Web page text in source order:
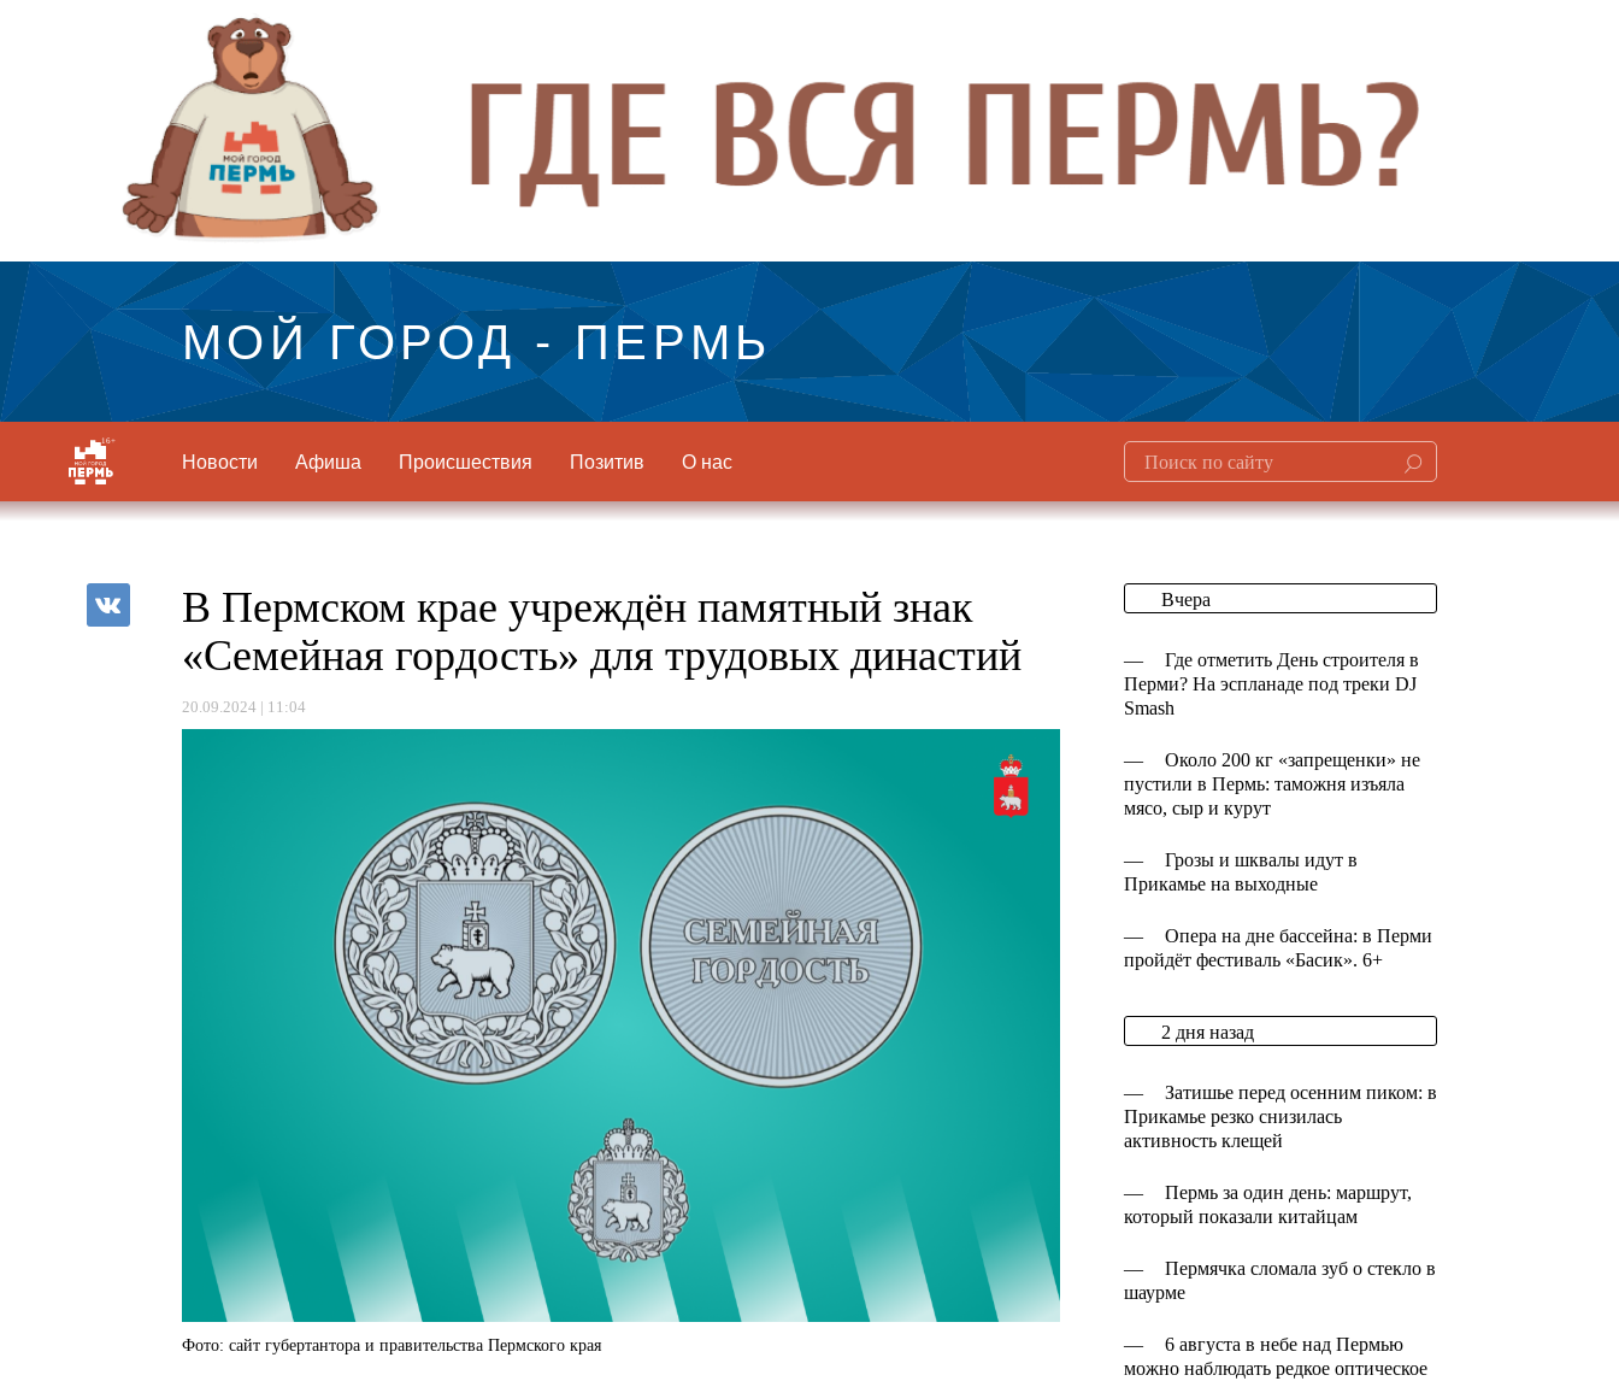
МОЙ ГОРОД - ПЕРМЬ
Новости Афиша Происшествия Позитив О нас
В Пермском крае учреждён памятный знак
«Семейная гордость» для трудовых династий
20.09.2024 | 11:04
Фото: сайт губертантора и правительства Пермского края
Вчера
—
Где отметить День строителя в
Перми? На эспланаде под треки DJ
Smash
—
Около 200 кг «запрещенки» не
пустили в Пермь: таможня изъяла
мясо, сыр и курут
—
Грозы и шквалы идут в
Прикамье на выходные
—
Опера на дне бассейна: в Перми
пройдёт фестиваль «Басик». 6+
2 дня назад
—
Затишье перед осенним пиком: в
Прикамье резко снизилась
активность клещей
—
Пермь за один день: маршрут,
который показали китайцам
—
Пермячка сломала зуб о стекло в
шаурме
—
6 августа в небе над Пермью
можно наблюдать редкое оптическое